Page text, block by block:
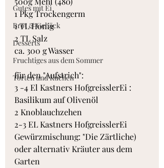
Gutes mit Ei
Brot & Gebäck
Desserts
Fruchtiges aus dem Sommer
Torten und Kuchen
1 Pkg Trockengerm
1 TL Honig
2 TL Salz
ca. 300 g Wasser
für den "Aufstrich":
3 -4 El Kastners HofgreisslerEi :
Basilikum auf Olivenöl
2 Knoblauchzehen
2-3 EL Kastners HofgreisslerEi
Gewürzmischung: "Die Zärtliche)
oder alternativ Kräuter aus dem
Garten